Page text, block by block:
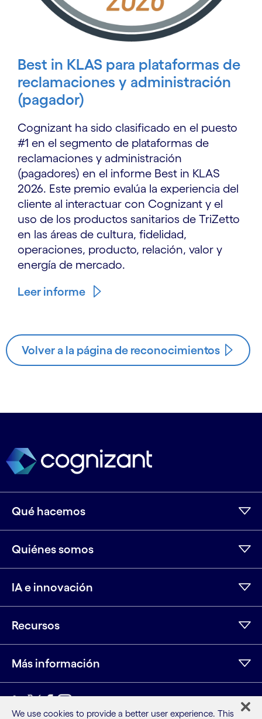
Best in KLAS para plataformas de
reclamaciones y administración
(pagador)
Cognizant ha sido clasificado en el puesto
#1 en el segmento de plataformas de
reclamaciones y administración
(pagadores) en el informe Best in KLAS
2026. Este premio evalúa la experiencia del
cliente al interactuar con Cognizant y el
uso de los productos sanitarios de TriZetto
en las áreas de cultura, fidelidad,
operaciones, producto, relación, valor y
energía de mercado.
Leer informe
Volver a la página de reconocimientos
Qué hacemos
Quiénes somos
IA e innovación
Recursos
Más información
We use cookies to provide a better user experience. This